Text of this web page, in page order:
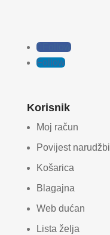
Follow
Follow
Korisnik
Moj račun
Povijest narudžbi
Košarica
Blagajna
Web dućan
Lista želja